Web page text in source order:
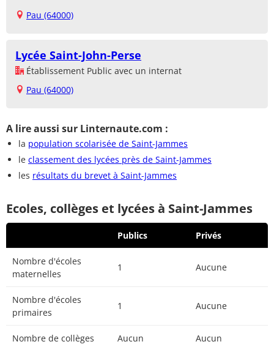
Pau (64000)
Lycée Saint-John-Perse
Établissement Public avec un internat
Pau (64000)
A lire aussi sur Linternaute.com :
la population scolarisée de Saint-Jammes
le classement des lycées près de Saint-Jammes
les résultats du brevet à Saint-Jammes
Ecoles, collèges et lycées à Saint-Jammes
Publics Privés
Nombre d'écoles
maternelles
1 Aucune
Nombre d'écoles
primaires
1 Aucune
Nombre de collèges Aucun Aucun